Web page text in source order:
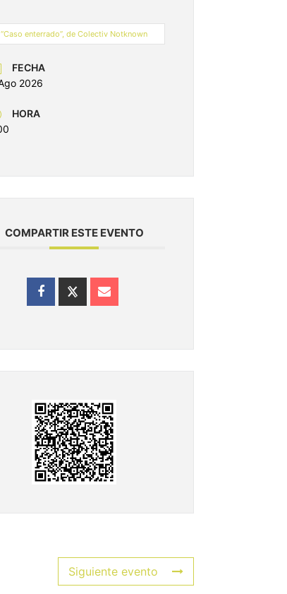
“Caso enterrado”, de Colectiv Notknown
FECHA
2026
HORA
COMPARTIR ESTE EVENTO
Siguiente evento